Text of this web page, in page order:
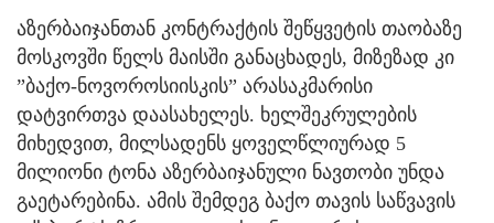
აზერბაიჯანთან კონტრაქტის შეწყვეტის თაობაზე
მოსკოვში წელს მაისში განაცხადეს, მიზეზად კი
”ბაქო-ნოვოროსიისკის” არასაკმარისი
დატვირთვა დაასახელეს. ხელშეკრულების
მიხედვით, მილსადენს ყოველწლიურად 5
მილიონი ტონა აზერბაიჯანული ნავთობი უნდა
გაეტარებინა. ამის შემდეგ ბაქო თავის საწვავის